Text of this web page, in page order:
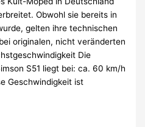
Obwohl sie bereits in
gelten ihre technischen
originalen, nicht veränderten
Die
S51 liegt bei: ca. 60 km/h
Geschwindigkeit ist